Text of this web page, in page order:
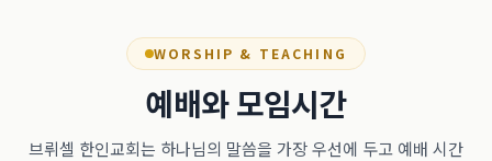
WORSHIP & TEACHING
예배와 모임시간
브뤼셀 한인교회는 하나님의 말씀을 가장 우선에 두고 예배 시간